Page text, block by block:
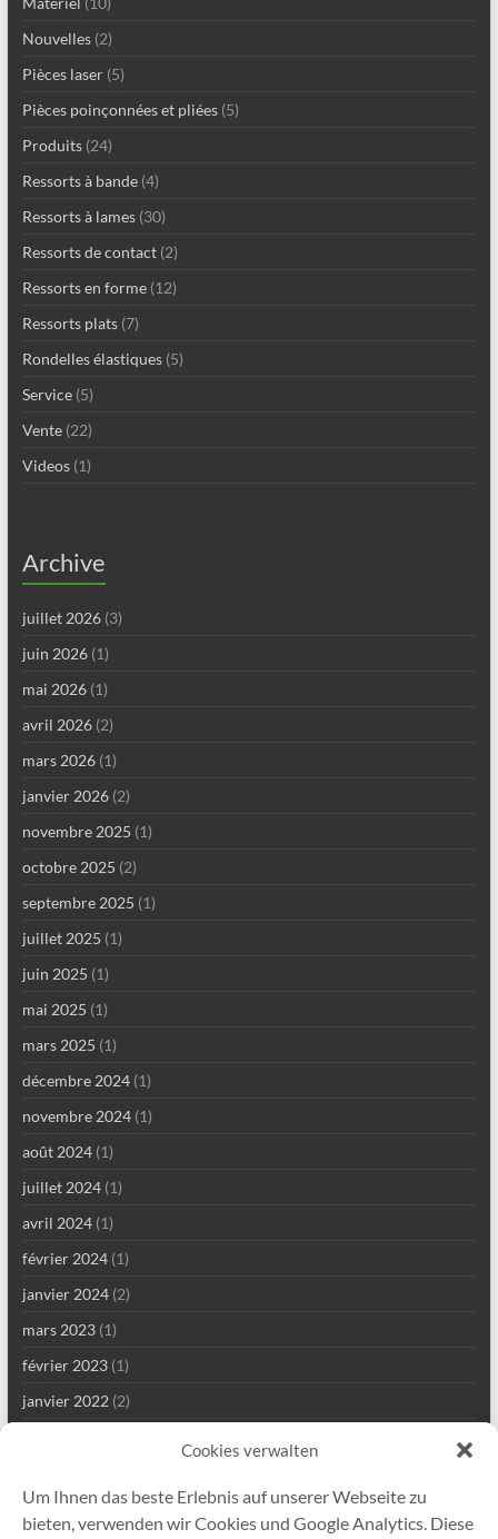
Cookies verwalten
Um Ihnen das beste Erlebnis auf unserer Webseite zu
bieten, verwenden wir Cookies und Google Analytics. Diese
Nouvelles(2)
Pièces laser(5)
Pièces poinçonnées et pliées(5)
Produits(24)
Ressorts à bande(4)
Ressorts à lames(30)
Ressorts de contact(2)
Ressorts en forme(12)
Ressorts plats(7)
Rondelles élastiques(5)
Service(5)
Vente(22)
Videos(1)
Archive
juillet 2026(3)
juin 2026(1)
mai 2026(1)
avril 2026(2)
mars 2026(1)
janvier 2026(2)
novembre 2025 (1)
octobre 2025 (2)
septembre 2025 (1)
juillet 2025 (1)
juin 2025 (1)
mai 2025 (1)
mars 2025 (1)
décembre 2024(1)
novembre 2024(1)
août 2024(1)
juillet 2024(1)
avril 2024(1)
février 2024(1)
janvier 2024(2)
mars 2023(1)
février 2023(1)
janvier 2022(2)
août 2021(4)